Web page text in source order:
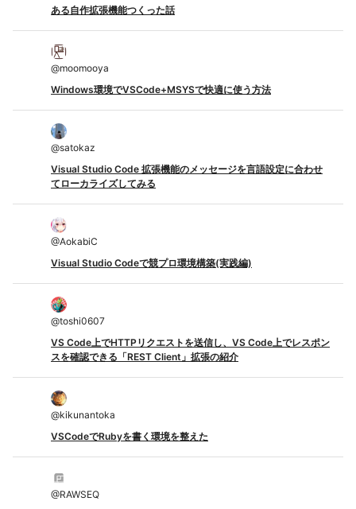
ある自作拡張機能つくった話
@moomooya
Windows環境でVSCode+MSYSで快適に使う方法
@satokaz
Visual Studio Code 拡張機能のメッセージを言語設定に合わせ
てローカライズしてみる
@AokabiC
Visual Studio Codeで競プロ環境構築(実践編)
@toshi0607
VS Code上でHTTPリクエストを送信し、VS Code上でレスポン
スを確認できる「REST Client」拡張の紹介
@kikunantoka
VSCodeでRubyを書く環境を整えた
@RAWSEQ